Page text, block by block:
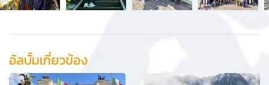
อัลบั้มเกี่ยวข้อง